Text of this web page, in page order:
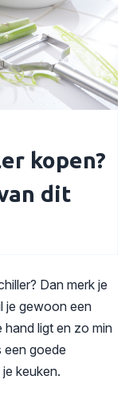
kopen?
dit
Dan merk je
je gewoon een
hand ligt en zo min
een goede
keuken.